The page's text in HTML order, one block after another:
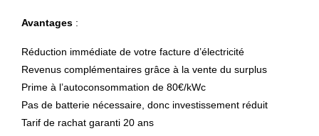
Avantages :
Réduction immédiate de votre facture d’électricité
Revenus complémentaires grâce à la vente du surplus
Prime à l’autoconsommation de 80€/kWc
Pas de batterie nécessaire, donc investissement réduit
Tarif de rachat garanti 20 ans